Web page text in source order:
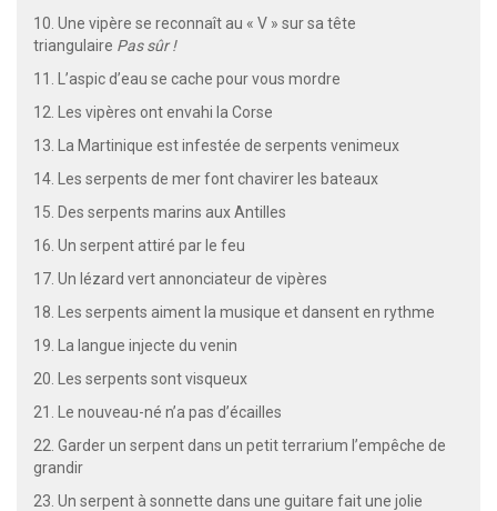
10. Une vipère se reconnaît au « V » sur sa tête
triangulaire Pas sûr !
11. L’aspic d’eau se cache pour vous mordre
12. Les vipères ont envahi la Corse
13. La Martinique est infestée de serpents venimeux
14. Les serpents de mer font chavirer les bateaux
15. Des serpents marins aux Antilles
16. Un serpent attiré par le feu
17. Un lézard vert annonciateur de vipères
18. Les serpents aiment la musique et dansent en rythme
19. La langue injecte du venin
20. Les serpents sont visqueux
21. Le nouveau-né n’a pas d’écailles
22. Garder un serpent dans un petit terrarium l’empêche de
grandir
23. Un serpent à sonnette dans une guitare fait une jolie